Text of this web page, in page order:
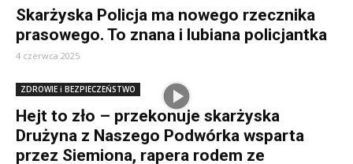
Skarżyska Policja ma nowego rzecznika
prasowego. To znana i lubiana policjantka
4 czerwca 2025
ZDROWIE i BEZPIECZEŃSTWO
Hejt to zło – przekonuje skarżyska
Drużyna z Naszego Podwórka wsparta
przez Siemiona, rapera rodem ze